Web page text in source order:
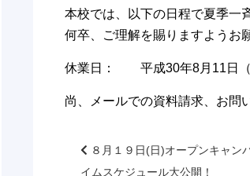
本校では、以下の日程で夏季一
何卒、ご理解を賜りますようお
休業日： 平成30年8月11日（
尚、メールでの資料請求、お問
８月１９日(日)オープンキャ
イムスケジュール大公開！